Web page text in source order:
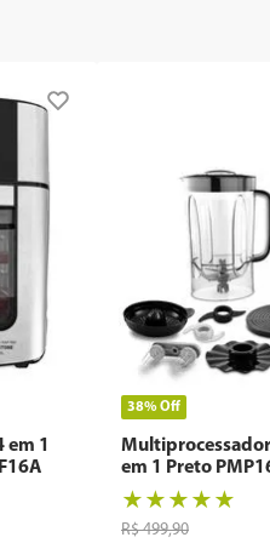
em 1
38%Off
em 1 Preto
★ ★ ★ ★ ★
R$ 499,90